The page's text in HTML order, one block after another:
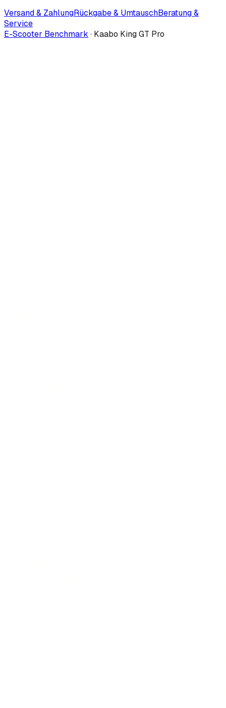
Versand & ZahlungRückgabe & UmtauschBeratung &
Service
E-Scooter Benchmark · Kaabo King GT Pro